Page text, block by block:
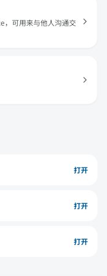
，可用来与他人沟通交
打开
打开
打开